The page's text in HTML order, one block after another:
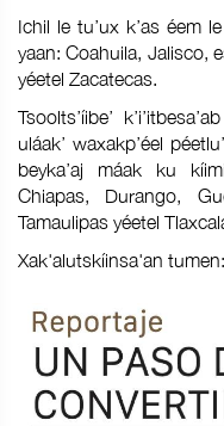
Ichil le tu’ux k’as éem
yaan: Coahuila, Jalisco,
yéetel Zacatecas.
Tsoolts’íibe’
uláak’ waxakp’éel
beyka’aj máak ku
Chiapas, Durango,
Tamaulipas yéetel
Xak'alutskíinsa'an